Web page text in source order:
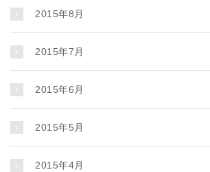
2015年8月
2015年7月
2015年6月
2015年5月
2015年4月